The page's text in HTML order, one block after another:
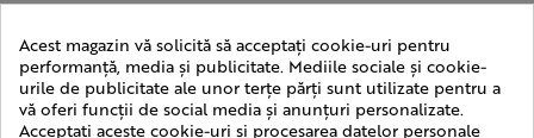
Acest magazin vă solicită să acceptați cookie-uri pentru
performanță, media și publicitate. Mediile sociale și cookie-
urile de publicitate ale unor terțe părți sunt utilizate pentru a
vă oferi funcții de social media și anunțuri personalizate.
Acceptați aceste cookie-uri și procesarea datelor personale